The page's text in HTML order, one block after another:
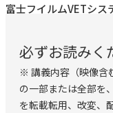
富士フイルムVETシス
必ずお読みく
※ 講義内容（映像含
の一部または全部を
を転載転用、改変、